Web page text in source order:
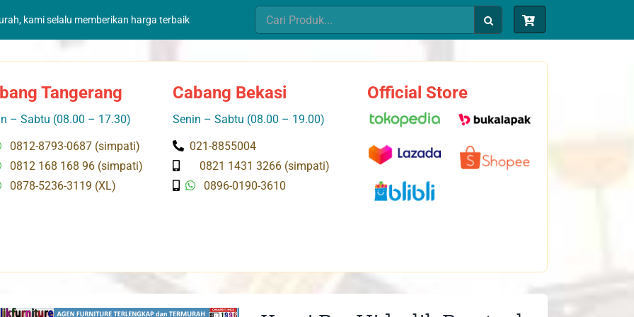
kami selalu memberikan harga terbaik
Search
for:
Tangerang
– Sabtu (08.00 – 17.30)
0812-8793-0687 (simpati)
0812 168 168 96 (simpati)
0878-5236-3119 (XL)
Cabang Bekasi
Senin – Sabtu (08.00 – 19.00)
021-8855004
0821 1431 3266 (simpati)
0896-0190-3610
Official Store